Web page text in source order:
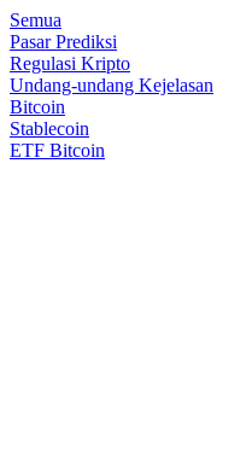
Semua
Pasar Prediksi
Regulasi Kripto
Undang-undang Kejelasan
Bitcoin
Stablecoin
ETF Bitcoin